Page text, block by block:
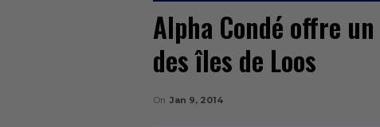
Alpha Condé offre
des îles de Loos
On Jan 9, 2014